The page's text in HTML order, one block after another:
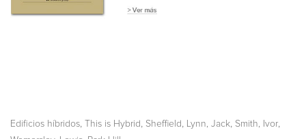
Edificios híbridos, This is Hybrid , Sheffield , Lynn, Jack, Smith, Ivor,